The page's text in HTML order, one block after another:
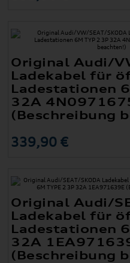
Original Audi/
Ladekabel für
Ladestationen
32A
(Beschreibung
339,90 €
Original Audi/
Ladekabel für
Ladestationen
32A
(Beschreibung